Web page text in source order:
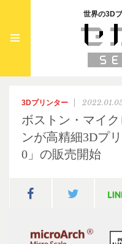
世界の3D
3Dプリンター
ボストン・マイ
ンが高精細3Dプ
0」の販売開始